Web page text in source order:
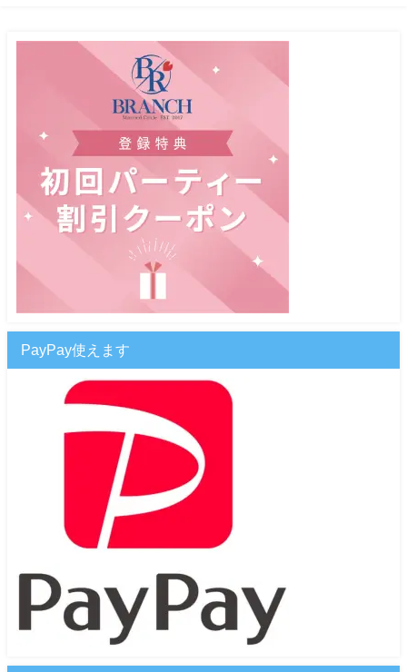
PayPay使えます